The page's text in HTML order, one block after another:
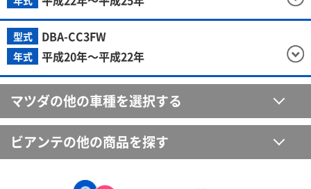
型式 DBA-CC3FW
年式 平成20年～平成22年
マツダの他の車種を選択する
ビアンテの他の商品を探す